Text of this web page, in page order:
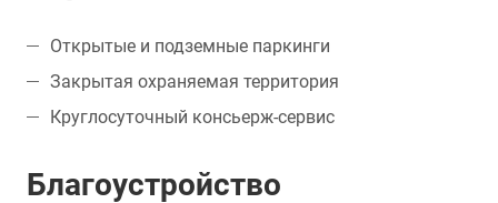
Открытые и подземные паркинги
Закрытая охраняемая территория
Круглосуточный консьерж-сервис
Благоустройство